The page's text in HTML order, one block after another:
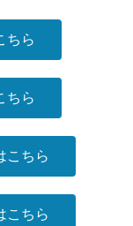
ちら
ちら
こちら
こちら